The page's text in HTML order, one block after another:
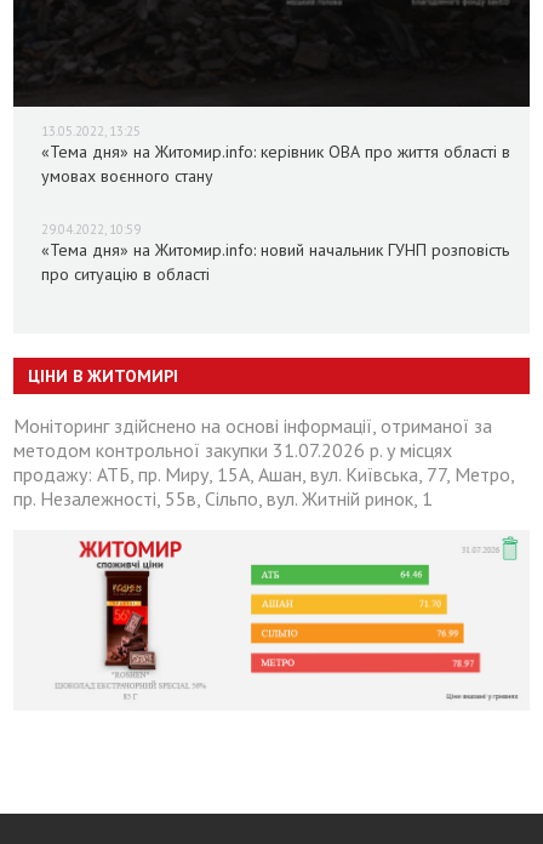
13.05.2022, 13:25
«Тема дня» на Житомир.info: керівник ОВА про життя області в
умовах воєнного стану
29.04.2022, 10:59
«Тема дня» на Житомир.info: новий начальник ГУНП розповість
про ситуацію в області
ЦІНИ В ЖИТОМИРІ
Моніторинг здійснено на основі інформації, отриманої за
методом контрольної закупки 31.07.2026 р. у місцях
продажу: АТБ, пр. Миру, 15А, Ашан, вул. Київська, 77, Метро,
пр. Незалежності, 55в, Сільпо, вул. Житній ринок, 1